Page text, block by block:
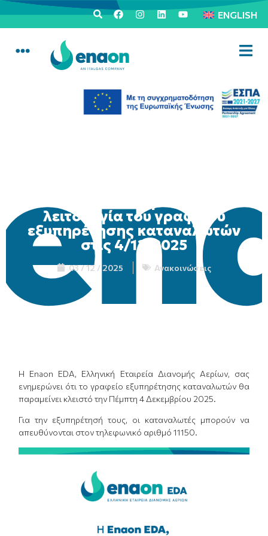
ENGLISH
λειτουργία του γραφείου
εξυπηρέτησης καταναλωτών
στις 4/12/2025
03 / 12 / 2025 Ανακοινώσεις
Η Enaon EDA, Ελληνική Εταιρεία Διανομής Αερίων, σας
ενημερώνει ότι το γραφείο εξυπηρέτησης καταναλωτών θα
παραμείνει κλειστό την Πέμπτη 4 Δεκεμβρίου 2025.
Για την εξυπηρέτησή τους, οι καταναλωτές μπορούν να
απευθύνονται στον τηλεφωνικό αριθμό 11150.